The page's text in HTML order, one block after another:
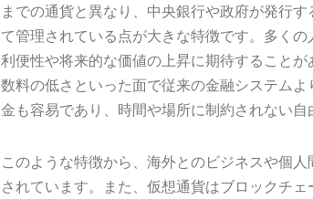
までの通貨と異なり、中央銀行や政府が発行
て管理されている点が大きな特徴です。多く
利便性や将来的な価値の上昇に期待すること
数料の低さといった面で従来の金融システム
金も容易であり、時間や場所に制約されない自
このような特徴から、海外とのビジネスや個
されています。また、仮想通貨はブロックチ